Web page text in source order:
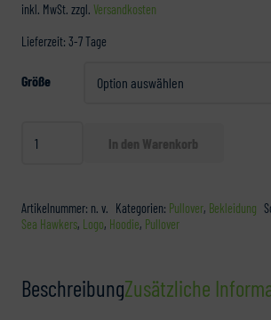
inkl. MwSt. zzgl. Versandkosten
Lieferzeit: 3-7 Tage
Größe
Menge
In den Warenkorb
Artikelnummer: n. v. Kategorien: Pullover, Bekleidung
Sea Hawkers, Logo, Hoodie, Pullover
BeschreibungZusätzliche